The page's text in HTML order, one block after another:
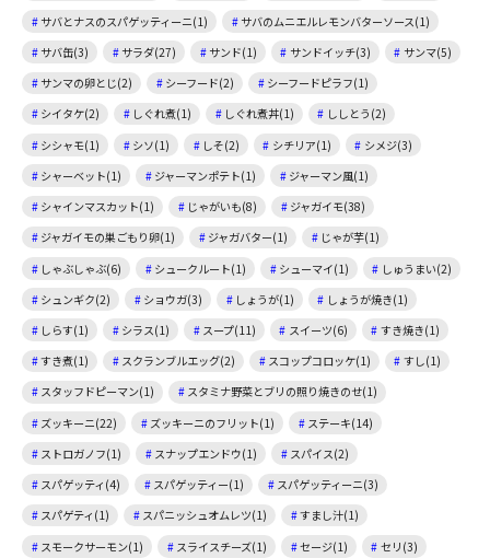
サバとナスのスパゲッティーニ(1)
サバのムニエルレモンバターソース(1)
サバ缶(3)
サラダ(27) サンド(1) サンドイッチ(3)
サンマ(5)
サンマの卵とじ(2)
シーフード(2)
シーフードピラフ(1)
シイタケ(2)
しぐれ煮(1) しぐれ煮丼(1)
ししとう(2)
シシャモ(1)
シソ(1) しそ(2) シチリア(1)
シメジ(3)
シャーベット(1)
ジャーマンポテト(1)
ジャーマン風(1)
シャインマスカット(1)
じゃがいも(8)
ジャガイモ(38)
ジャガイモの巣ごもり卵(1)
ジャガバター(1)
じゃが芋(1)
しゃぶしゃぶ(6)
シュークルート(1) シューマイ(1)
しゅうまい(2)
シュンギク(2)
ショウガ(3) しょうが(1)
しょうが焼き(1)
しらす(1)
シラス(1) スープ(11) スイーツ(6)
すき焼き(1)
すき煮(1)
スクランブルエッグ(2) スコップコロッケ(1)
すし(1)
スタッフドピーマン(1)
スタミナ野菜とブリの照り焼きのせ(1)
ズッキーニ(22)
ズッキーニのフリット(1)
ステーキ(14)
ストロガノフ(1)
スナップエンドウ(1)
スパイス(2)
スパゲッティ(4)
スパゲッティー(1)
スパゲッティーニ(3)
スパゲティ(1)
スパニッシュオムレツ(1)
すまし汁(1)
スモークサーモン(1)
スライスチーズ(1) セージ(1)
セリ(3)